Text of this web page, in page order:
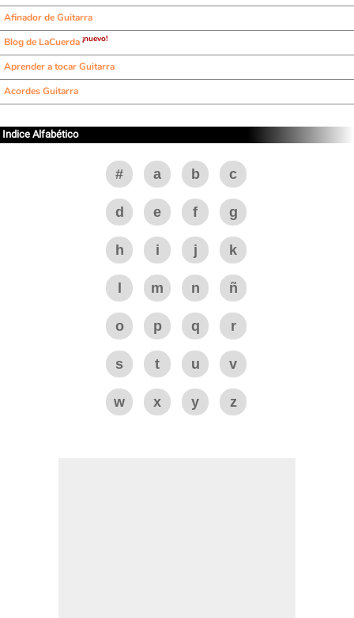
Afinador de Guitarra
Blog de LaCuerda ¡nuevo!
Aprender a tocar Guitarra
Acordes Guitarra
Indice Alfabético
# a b c
d e f g
h i j k
m n ñ
o p q r
s t u v
w x y z